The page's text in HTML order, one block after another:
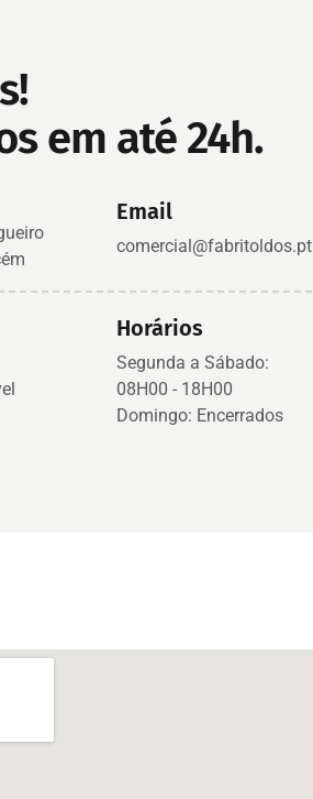
em até 24h.
Email
comercial@fabritoldos.pt
Horários
Segunda a Sábado:
08H00 - 18H00
Domingo: Encerrados